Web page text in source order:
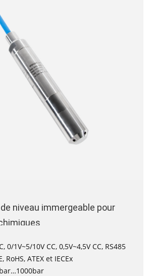
niveau immergeable pour
0/1V~5/10V CC, 0,5V~4,5V CC, RS485
RoHS, ATEX et IECEx